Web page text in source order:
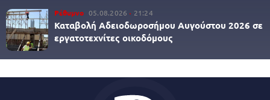
Ρέθυμνο 05.08.2026 21:24
Καταβολή Αδειοδωροσήμου Αυγούστου 2026 σε
εργατοτεχνίτες οικοδόμους